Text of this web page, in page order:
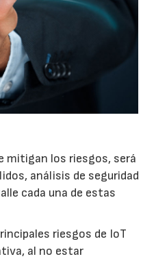
mitigan los riesgos, será
análisis de seguridad
cada una de estas
riesgos de IoT
al no estar